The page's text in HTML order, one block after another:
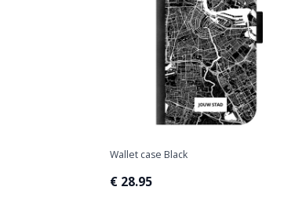
Wallet case Black
€ 28.95